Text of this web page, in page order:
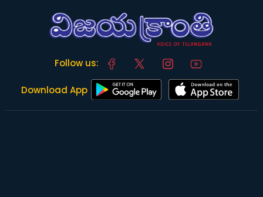
Follow us:
Download App